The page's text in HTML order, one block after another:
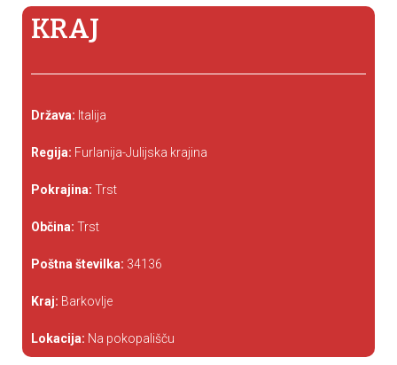
KRAJ
Država: Italija
Regija: Furlanija-Julijska krajina
Pokrajina: Trst
Občina: Trst
Poštna številka: 34136
Kraj: Barkovlje
Lokacija: Na pokopališču